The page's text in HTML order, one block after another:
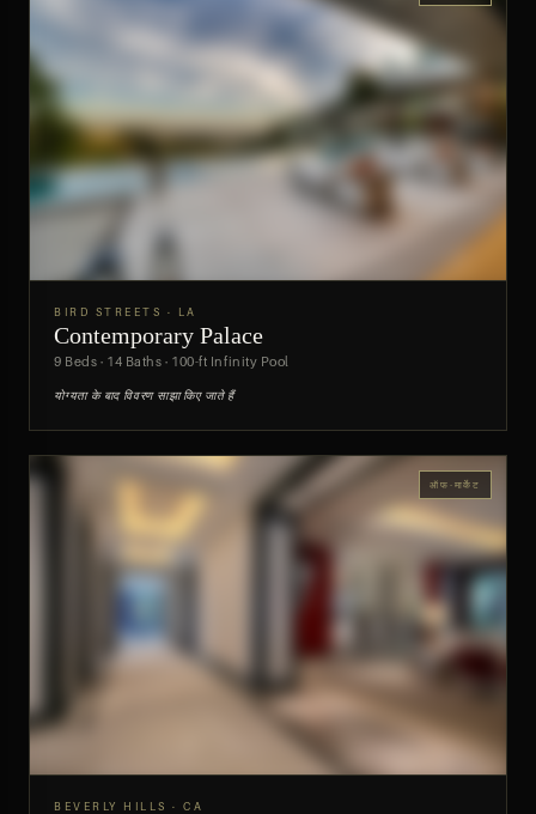
पूर्वावलोकन
BIRD STREETS · LA
Contemporary Palace
9 Beds · 14 Baths · 100-ft Infinity Pool
योग्यता के बाद विवरण साझा किए जाते हैं
ऑफ-मार्केट
BEVERLY HILLS · CA